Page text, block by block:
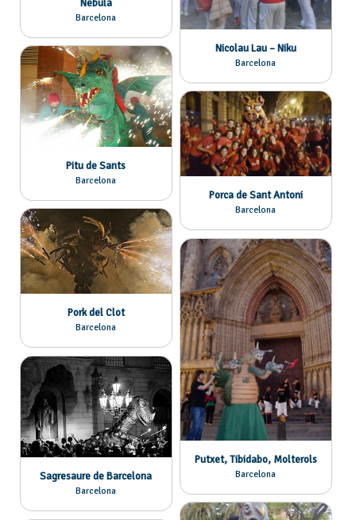
Nèbula
Barcelona
Nicolau Lau – Niku
Barcelona
Pitu de Sants
Barcelona
Porca de Sant Antoni
Barcelona
Pork del Clot
Barcelona
Putxet, Tibidabo, Molterols
Barcelona
Sagresaure de Barcelona
Barcelona